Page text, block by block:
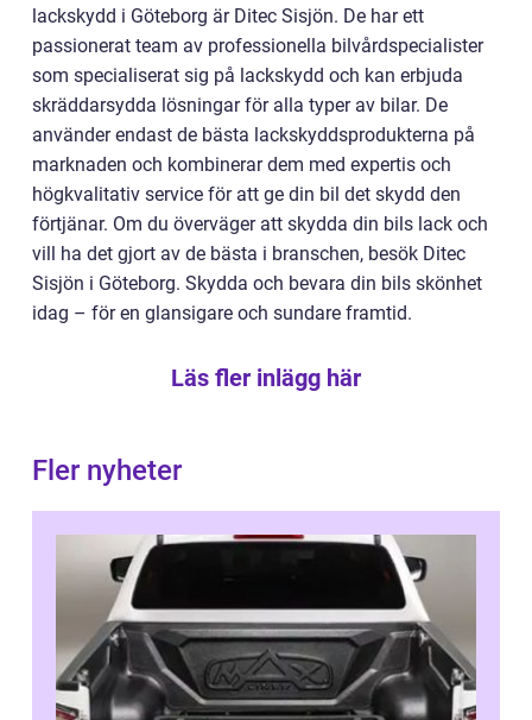
lackskydd i Göteborg är Ditec Sisjön. De har ett
passionerat team av professionella bilvårdspecialister
som specialiserat sig på lackskydd och kan erbjuda
skräddarsydda lösningar för alla typer av bilar. De
använder endast de bästa lackskyddsprodukterna på
marknaden och kombinerar dem med expertis och
högkvalitativ service för att ge din bil det skydd den
förtjänar. Om du överväger att skydda din bils lack och
vill ha det gjort av de bästa i branschen, besök Ditec
Sisjön i Göteborg. Skydda och bevara din bils skönhet
idag – för en glansigare och sundare framtid.
Läs fler inlägg här
Fler nyheter